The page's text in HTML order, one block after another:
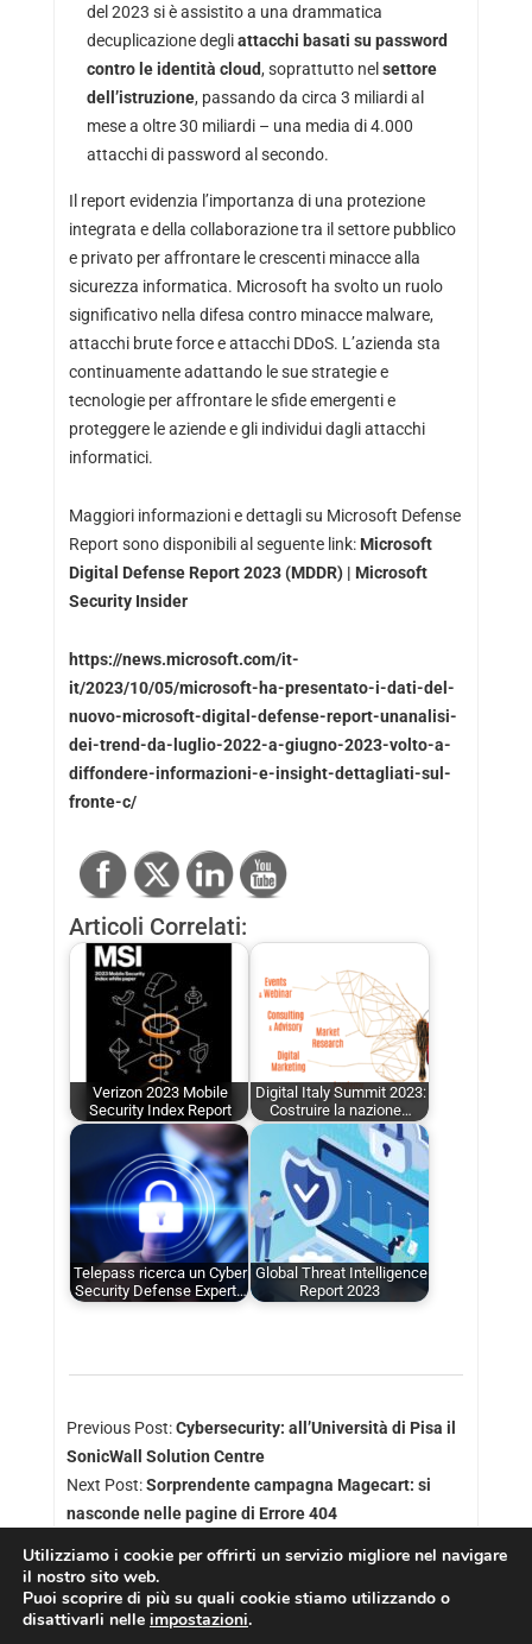
del 2023 si è assistito a una drammatica
decuplicazione degliattacchi basati su password
contro le identità cloud, soprattutto nel settore
dell’istruzione, passando da circa 3 miliardi al
mese a oltre 30 miliardi – una media di 4.000
attacchi di password al secondo.
Il report evidenzia l’importanza di una protezione
integrata e della collaborazione tra il settore pubblico
e privato per affrontare le crescenti minacce alla
sicurezza informatica. Microsoft ha svolto un ruolo
significativo nella difesa contro minacce malware,
attacchi brute force e attacchi DDoS. L’azienda sta
continuamente adattando le sue strategie e
tecnologie per affrontare le sfide emergenti e
proteggere le aziende e gli individui dagli attacchi
informatici.
Maggiori informazioni e dettagli su Microsoft Defense
Report sono disponibili al seguente link: Microsoft
Digital Defense Report 2023 (MDDR) | Microsoft
Security Insider
https://news.microsoft.com/it-
it/2023/10/05/microsoft-ha-presentato-i-dati-del-
nuovo-microsoft-digital-defense-report-unanalisi-
dei-trend-da-luglio-2022-a-giugno-2023-volto-a-
diffondere-informazioni-e-insight-dettagliati-sul-
fronte-c/
Articoli Correlati:
Verizon 2023 Mobile
Security Index Report
Digital Italy Summit 2023:
Costruire la nazione…
Telepass ricerca un Cyber
Security Defense Expert…
Global Threat Intelligence
Report 2023
Previous Post:Cybersecurity: all’Università di Pisa il
SonicWall Solution Centre
Next Post:Sorprendente campagna Magecart: si
nasconde nelle pagine di Errore 404
Utilizziamo i cookie per offrirti un servizio migliore nel navigare
il nostro sito web.
Puoi scoprire di più su quali cookie stiamo utilizzando o
disattivarli nelle impostazioni.